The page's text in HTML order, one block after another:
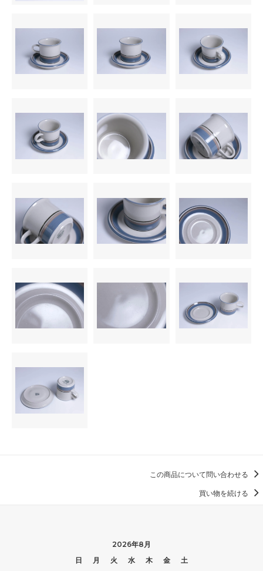
この商品について問い合わせる
買い物を続ける
2026年8月
日
月 火 水 木 金
土